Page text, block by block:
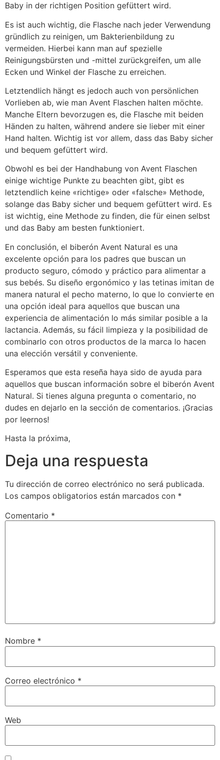
Baby in der richtigen Position gefüttert wird.
Es ist auch wichtig, die Flasche nach jeder Verwendung
gründlich zu reinigen, um Bakterienbildung zu
vermeiden. Hierbei kann man auf spezielle
Reinigungsbürsten und -mittel zurückgreifen, um alle
Ecken und Winkel der Flasche zu erreichen.
Letztendlich hängt es jedoch auch von persönlichen
Vorlieben ab, wie man Avent Flaschen halten möchte.
Manche Eltern bevorzugen es, die Flasche mit beiden
Händen zu halten, während andere sie lieber mit einer
Hand halten. Wichtig ist vor allem, dass das Baby sicher
und bequem gefüttert wird.
Obwohl es bei der Handhabung von Avent Flaschen
einige wichtige Punkte zu beachten gibt, gibt es
letztendlich keine «richtige» oder «falsche» Methode,
solange das Baby sicher und bequem gefüttert wird. Es
ist wichtig, eine Methode zu finden, die für einen selbst
und das Baby am besten funktioniert.
En conclusión, el biberón Avent Natural es una
excelente opción para los padres que buscan un
producto seguro, cómodo y práctico para alimentar a
sus bebés. Su diseño ergonómico y las tetinas imitan de
manera natural el pecho materno, lo que lo convierte en
una opción ideal para aquellos que buscan una
experiencia de alimentación lo más similar posible a la
lactancia. Además, su fácil limpieza y la posibilidad de
combinarlo con otros productos de la marca lo hacen
una elección versátil y conveniente.
Esperamos que esta reseña haya sido de ayuda para
aquellos que buscan información sobre el biberón Avent
Natural. Si tienes alguna pregunta o comentario, no
dudes en dejarlo en la sección de comentarios. ¡Gracias
por leernos!
Hasta la próxima,
Deja una respuesta
Tu dirección de correo electrónico no será publicada.
Los campos obligatorios están marcados con *
Comentario *
Nombre *
Correo electrónico *
Web